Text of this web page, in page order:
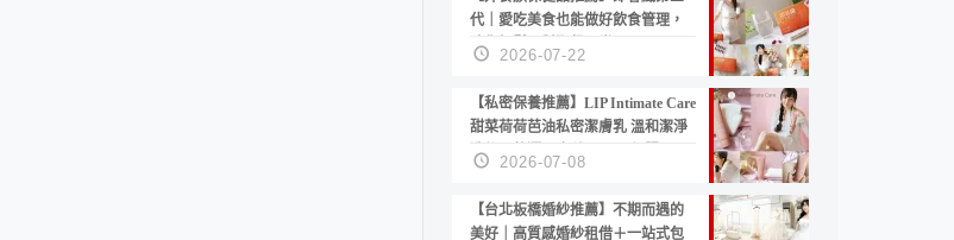
代｜愛吃美食也能做好飲食管理，
陪你輕鬆面對聚餐日常！
2026-07-22
【私密保養推薦】LIP Intimate Care
甜菜荷荷芭油私密潔膚乳 溫和潔淨
洗後不乾澀 不起泡反而更舒服！
2026-07-08
【台北板橋婚紗推薦】不期而遇的
美好｜高質感婚紗租借＋一站式包